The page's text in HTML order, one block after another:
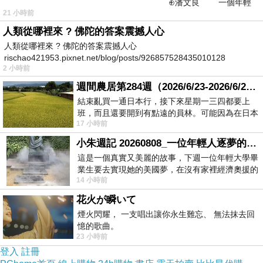
⊕潘文良 一個年輕
的墨客，在京城的古玩肆裡
21 小時前
人類從哪裡來 ? 佛陀的答案震撼人心
人類從哪裡來 ? 佛陀的答案震撼人心
rischao421953.pixnet.net/blog/posts/926857528435010128
2 小時前
週間農居第284週（2026/6/23-2026/6/24) 夏至 金黃稻浪洋溢豐收喜悅
結束亂買一通日本行，接下來星期一三四都要上
班，而且還要開到有點遠的員林。可能因為在日本
花不少錢，星期一出門上班時，心裡沒有一
17 小時前
小朱週記 20260808_一位年輕人逐夢的真實故事
這是一個真實又美麗的故事，下週一位年輕大學畢
業生要去實現她的美國夢，在沒有家裡經濟奧援的
情況下，靠著自我努力工作累積出國基
14 小時前
花火が瞬いて
煙火閃耀， 一支唱出讓你永生難忘、 無法抹去回
憶的歌曲。
23 小時前
登入 註冊